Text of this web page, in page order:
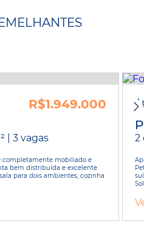
R$1.949.000
| 3 vagas
completamente mobiliado e
bem distribuída e excelente
para dois ambientes, cozinha
2